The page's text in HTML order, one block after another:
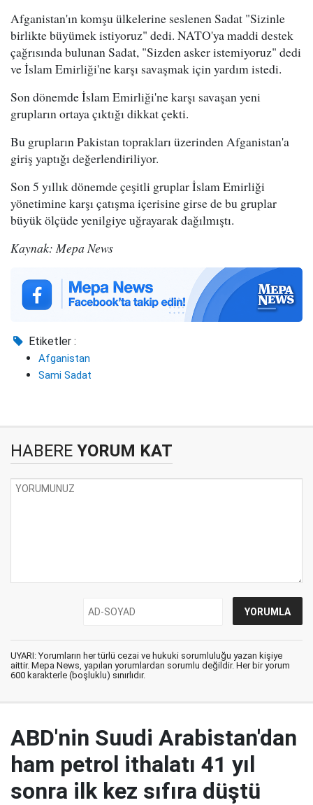
Afganistan'ın komşu ülkelerine seslenen Sadat "Sizinle
birlikte büyümek istiyoruz" dedi. NATO'ya maddi destek
çağrısında bulunan Sadat, "Sizden asker istemiyoruz" dedi
ve İslam Emirliği'ne karşı savaşmak için yardım istedi.
Son dönemde İslam Emirliği'ne karşı savaşan yeni
grupların ortaya çıktığı dikkat çekti.
Bu grupların Pakistan toprakları üzerinden Afganistan'a
giriş yaptığı değerlendiriliyor.
Son 5 yıllık dönemde çeşitli gruplar İslam Emirliği
yönetimine karşı çatışma içerisine girse de bu gruplar
büyük ölçüde yenilgiye uğrayarak dağılmıştı.
Kaynak: Mepa News
Etiketler :
Afganistan
Sami Sadat
HABERE YORUM KAT
UYARI: Yorumların her türlü cezai ve hukuki sorumluluğu yazan kişiye
aittir. Mepa News, yapılan yorumlardan sorumlu değildir. Her bir yorum
600 karakterle (boşluklu) sınırlıdır.
ABD'nin Suudi Arabistan'dan
ham petrol ithalatı 41 yıl
sonra ilk kez sıfıra düştü